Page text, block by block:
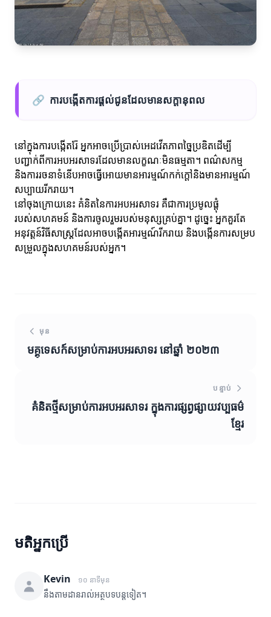
🔗 ការបង្កើតការផ្តល់ជូនដែលមានសក្តានុពល
នៅក្នុងការបង្កើតរ៉ែ អ្នកអាចប្រើប្រាស់អេដវើតភាពច្នៃប្រឌិតដើម្បី
បញ្ជាក់ពីការអបអរសាទរដែលមានលក្ខណៈមិនធម្មតា។ ពណ៌សកម្ម
និងការរចនាទំនើបអាចធ្វើអោយមានអារម្មណ៍កក់ក្តៅនិងមានអារម្មណ៍
សប្បាយរីករាយ។
នៅចុងក្រោយនេះ គំនិតនៃការអបអរសាទរ គឺជាការប្រមូលផ្ដុំ
របស់សហគមន៍ និងការចូលរួមរបស់មនុស្សគ្រប់គ្នា។ ដូច្នេះ អ្នកគួរតែ
អនុវត្តន៍វិធីសាស្ត្រដែលអាចបង្កើតអារម្មណ៍រីករាយ និងបង្កើនការសម្រប
សម្រួលក្នុងសហគមន៍របស់អ្នក។
មុន
មគ្គុទេសក៍សម្រាប់ការអបអរសាទរ នៅឆ្នាំ ២០២៣
បន្ទាប់
គំនិតថ្មីសម្រាប់ការអបអរសាទរ ក្នុងការផ្សព្វផ្សាយវប្បធម៌
ខ្មែរ
មតិអ្នកប្រើ
Kevin ១០ នាទីមុន
នឹងតាមដានរាល់អត្ថបទបន្តទៀត។